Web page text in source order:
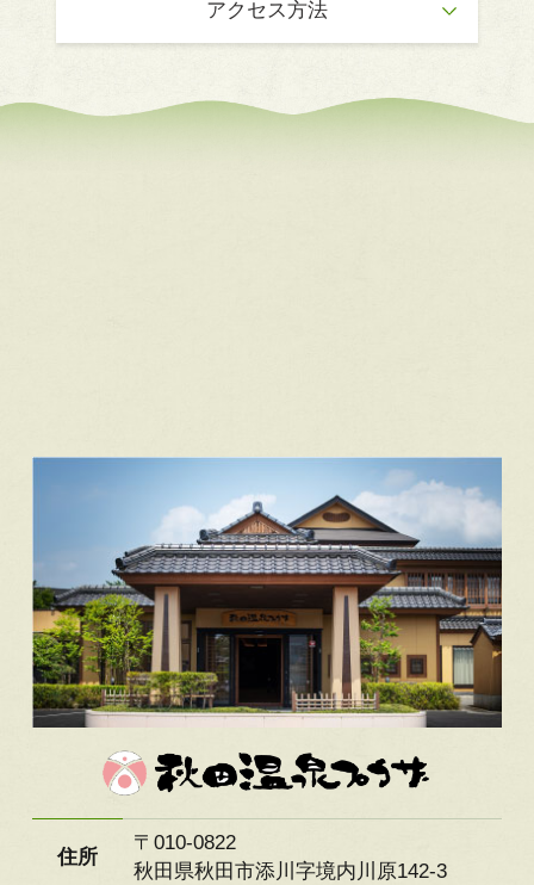
アクセス方法
住所
〒010-0822
秋田県秋田市添川字境内川原142-3